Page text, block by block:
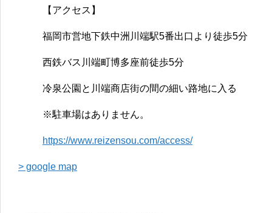
【アクセス】
福岡市営地下鉄中洲川端駅5番出口より徒歩5分
西鉄バス川端町博多座前徒歩5分
冷泉公園と川端商店街の間の細い路地に入る
※駐車場はありません。
https://www.reizensou.com/access/
> google map